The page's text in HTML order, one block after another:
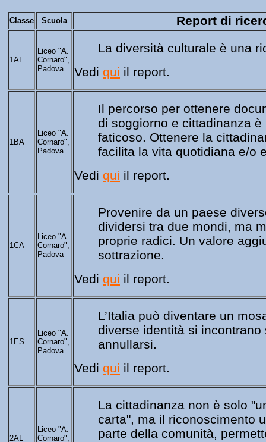
Classe Scuola Report di
1AL
Liceo "A.
Cornaro",
Padova
La diversità culturale è una
Vedi qui il report.
1BA
Liceo "A.
Cornaro",
Padova
Il percorso per ottenere
di soggiorno e cittadinanza è
faticoso. Ottenere la
facilita la vita quotidiana e/o
Vedi qui il report.
1CA
Liceo "A.
Cornaro",
Padova
Provenire da un paese
dividersi tra due mondi, ma
proprie radici. Un valore
sottrazione.
Vedi qui il report.
1ES
Liceo "A.
Cornaro",
Padova
L’Italia può diventare un
diverse
annullarsi.
Vedi qui il report.
2AL
Liceo "A.
Cornaro",
La cittadinanza non è solo
carta", ma il riconoscimento
parte della comunità,